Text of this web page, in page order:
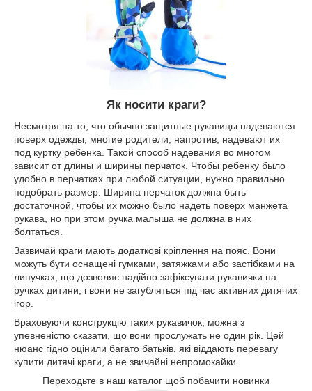
Як носити краги?
Несмотря на то, что обычно защитные рукавицы надеваются
поверх одежды, многие родители, напротив, надевают их
под куртку ребенка. Такой способ надевания во многом
зависит от длины и ширины перчаток. Чтобы ребенку было
удобно в перчатках при любой ситуации, нужно правильно
подобрать размер. Ширина перчаток должна быть
достаточной, чтобы их можно было надеть поверх манжета
рукава, но при этом ручка малыша не должна в них
болтаться.
Зазвичай краги мають додаткові кріплення на пояс. Вони
можуть бути оснащені гумками, затяжками або застібками на
липучках, що дозволяє надійно зафіксувати рукавички на
ручках дитини, і вони не загубляться під час активних дитячих
ігор.
Враховуючи конструкцію таких рукавичок, можна з
упевненістю сказати, що вони прослужать не один рік. Цей
нюанс гідно оцінили багато батьків, які віддають перевагу
купити дитячі краги, а не звичайні непромокайки.
Переходьте в наш каталог щоб побачити новинки